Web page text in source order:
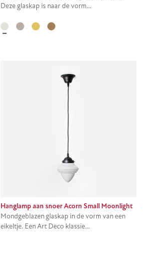
Deze glaskap is naar de vorm...
Hanglamp aan snoer Acorn Small Moonlight
Mondgeblazen glaskap in de vorm van een
eikeltje. Een Art Deco klassie...